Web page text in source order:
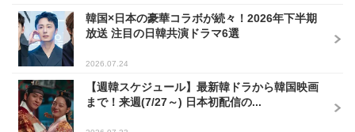
韓国×日本の豪華コラボが続々！2026年下半期
放送 注目の日韓共演ドラマ6選
2026.07.24
【週韓スケジュール】最新韓ドラから韓国映画
まで！来週(7/27～) 日本初配信の...